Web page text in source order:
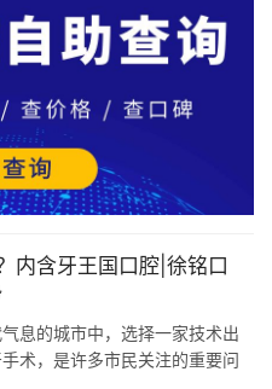
内含牙王国口腔|徐铭口
息的城市中，选择一家技术出
术，是许多市民关注的重要问